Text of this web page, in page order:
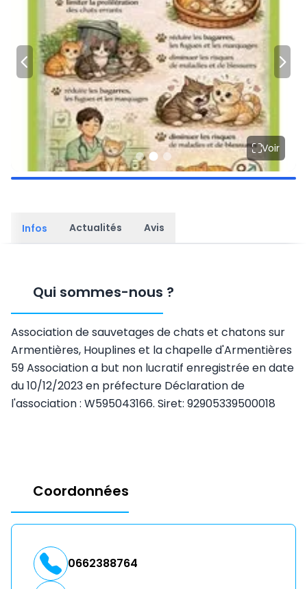
Voir
Infos Actualités Avis
Qui sommes-nous ?
Association de sauvetages de chats et chatons sur
Armentières, Houplines et la chapelle d'Armentières
59 Association a but non lucratif enregistrée en date
du 10/12/2023 en préfecture Déclaration de
l'association : W595043166. Siret: 92905339500018
Coordonnées
0662388764